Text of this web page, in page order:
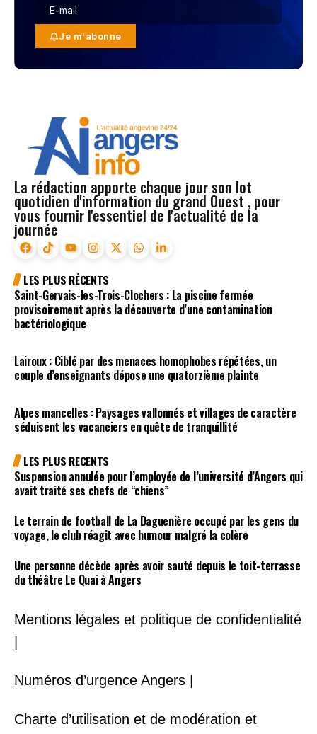
Je m'abonne
La rédaction apporte chaque jour son lot
quotidien d'information du grand Ouest , pour
vous fournir l'essentiel de l'actualité de la
journée
LES PLUS RÉCENTS
Saint-Gervais-les-Trois-Clochers : La piscine fermée
provisoirement après la découverte d’une contamination
bactériologique
Lairoux : Ciblé par des menaces homophobes répétées, un
couple d’enseignants dépose une quatorzième plainte
Alpes mancelles : Paysages vallonnés et villages de caractère
séduisent les vacanciers en quête de tranquillité
LES PLUS RECENTS
Suspension annulée pour l’employée de l’université d’Angers qui
avait traité ses chefs de “chiens”
Le terrain de football de La Daguenière occupé par les gens du
voyage, le club réagit avec humour malgré la colère
Une personne décède après avoir sauté depuis le toit-terrasse
du théâtre Le Quai à Angers
Mentions légales et politique de confidentialité
|
Numéros d’urgence Angers |
Charte d’utilisation et de modération et